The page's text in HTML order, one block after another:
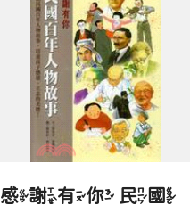
感謝有你 民國